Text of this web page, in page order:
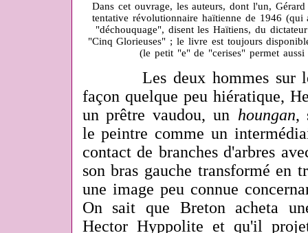
Dans cet ouvrage, les auteurs, dont l'un,
tentative révolutionnaire haïtienne de 1946
"déchouquage", disent les Haïtiens, du
"Cinq Glorieuses" ; le livre est toujours
(le petit "e" de "cerises" permet
Les deux hommes sur le
façon quelque peu hiératique,
un prêtre vaudou, un houngan,
le peintre comme un
contact de branches d'arbres
son bras gauche transformé en
une image peu connue
On sait que Breton acheta
Hector Hyppolite et qu'il